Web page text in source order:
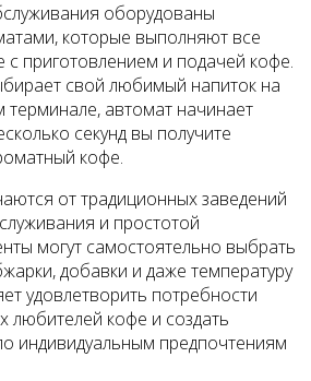
оборудованы
которые выполняют все
с приготовлением и подачей кофе.
свой любимый напиток на
автомат начинает
секунд вы получите
кофе.
от традиционных заведений
и простотой
могут самостоятельно выбрать
добавки и даже температуру
удовлетворить потребности
любителей кофе и создать
индивидуальным предпочтениям